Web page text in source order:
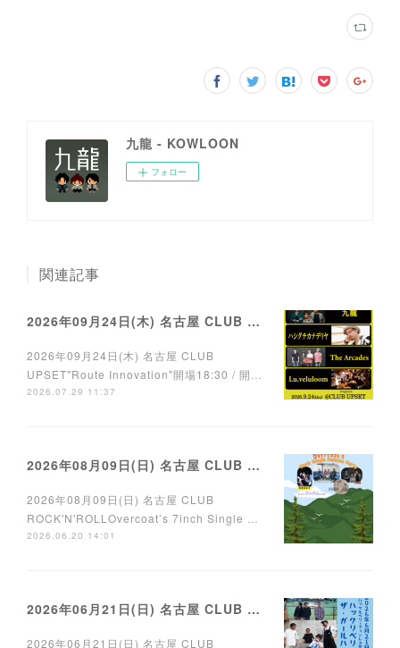
九龍 - KOWLOON
フォロー
関連記事
2026年09月24日(木) 名古屋 CLUB UPSET
2026年09月24日(木) 名古屋 CLUB
UPSET"Route Innovation"開場18:30 / 開…
2026.07.29 11:37
2026年08月09日(日) 名古屋 CLUB ROCK'N'ROLL
2026年08月09日(日) 名古屋 CLUB
ROCK'N'ROLLOvercoat’s 7inch Single …
2026.06.20 14:01
2026年06月21日(日) 名古屋 CLUB ROCK'N'ROLL
2026年06月21日(日) 名古屋 CLUB